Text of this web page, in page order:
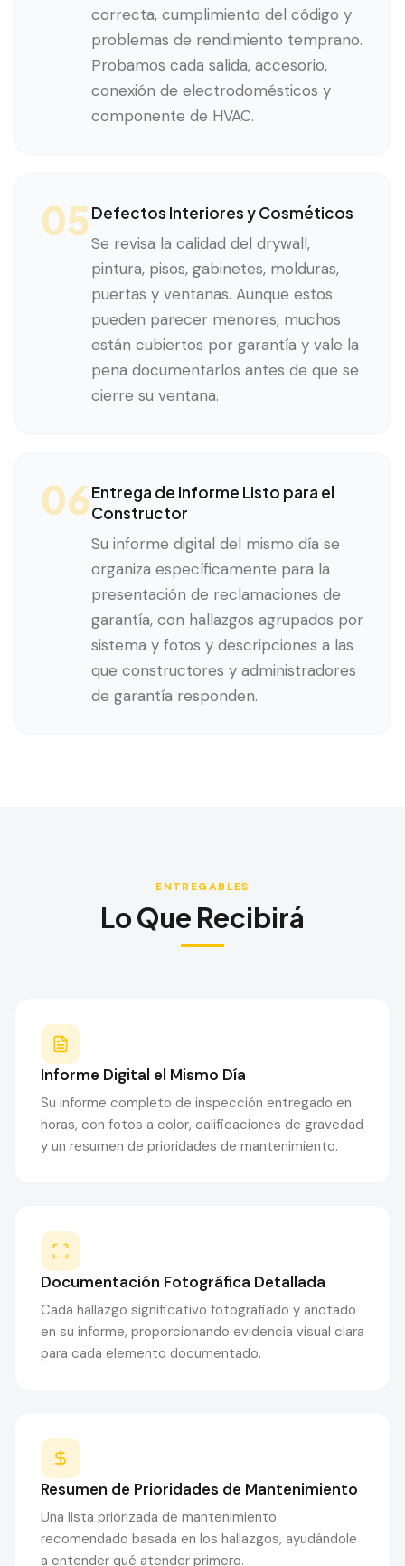
correcta, cumplimiento del código y
problemas de rendimiento temprano.
Probamos cada salida, accesorio,
conexión de electrodomésticos y
componente de HVAC.
05Defectos Interiores y Cosméticos
Se revisa la calidad del drywall,
pintura, pisos, gabinetes, molduras,
puertas y ventanas. Aunque estos
pueden parecer menores, muchos
están cubiertos por garantía y vale la
pena documentarlos antes de que se
cierre su ventana.
06Entrega de Informe Listo para el
Constructor
Su informe digital del mismo día se
organiza específicamente para la
presentación de reclamaciones de
garantía, con hallazgos agrupados por
sistema y fotos y descripciones a las
que constructores y administradores
de garantía responden.
ENTREGABLES
Lo Que Recibirá
Informe Digital el Mismo Día
Su informe completo de inspección entregado en
horas, con fotos a color, calificaciones de gravedad
y un resumen de prioridades de mantenimiento.
Documentación Fotográfica Detallada
Cada hallazgo significativo fotografiado y anotado
en su informe, proporcionando evidencia visual clara
para cada elemento documentado.
Resumen de Prioridades de Mantenimiento
Una lista priorizada de mantenimiento
recomendado basada en los hallazgos, ayudándole
a entender qué atender primero.